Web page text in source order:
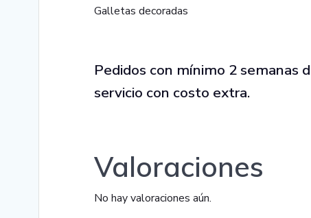
Galletas decoradas
Pedidos con mínimo 2 semanas
servicio con costo extra.
Valoraciones
No hay valoraciones aún.